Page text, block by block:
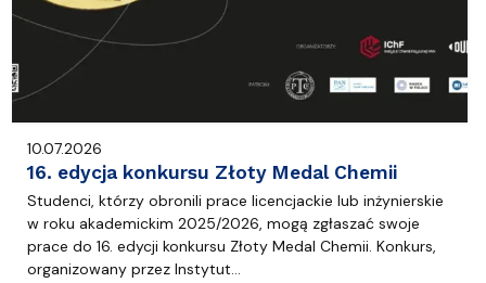
10.07.2026
16. edycja konkursu Złoty Medal Chemii
Studenci, którzy obronili prace licencjackie lub inżynierskie
w roku akademickim 2025/2026, mogą zgłaszać swoje
prace do 16. edycji konkursu Złoty Medal Chemii. Konkurs,
organizowany przez Instytut…